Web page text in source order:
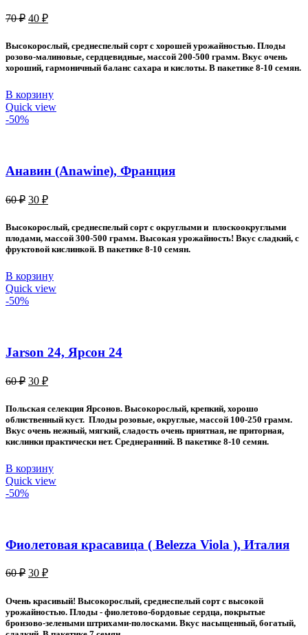
70₽ Первоначальная
составляла
70 ₽.
40 ₽Текущая
40 ₽.
Высокорослый, среднеспелый сорт с хорошей урожайностью. Плоды
розово-малиновые, сердцевидные, массой 200-500 грамм. Вкус очень
хороший, гармоничный баланс сахара и кислоты. В пакетике 8-10 семян.
В корзину
Quick view
-50%
Анавин (Anawine), Франция
60₽ Первоначальная
составляла
60 ₽.
30 ₽Текущая
30 ₽.
Высокорослый, среднеспелый сорт с округлыми и плоскоокруглыми
плодами, массой 300-500 грамм. Высокая урожайность! Вкус сладкий, с
фруктовой кислинкой. В пакетике 8-10 семян.
В корзину
Quick view
-50%
Jarson 24, Ярсон 24
60₽ Первоначальная
60 ₽.
30 ₽Текущая
30 ₽.
Польская селекция Ярсонов. Высокорослый, крепкий, хорошо
облиственный куст. Плоды розовые, округлые, массой 100-250 грамм.
Вкус очень нежный, мягкий, сладость очень приятная, не приторная,
кислинки практически нет. Среднеранний. В пакетике 8-10 семян.
В корзину
Quick view
-50%
Фиолетовая красавица ( Belezza Viola ), Италия
60₽ Первоначальная
составляла
60 ₽.
30 ₽Текущая
30 ₽.
Очень красивый! Высокорослый, среднеспелый сорт с высокой
урожайностью. Плоды - фиолетово-бордовые сердца, покрытые
бронзово-зелеными штрихами-полосками. Вкус насыщенный, богатый,